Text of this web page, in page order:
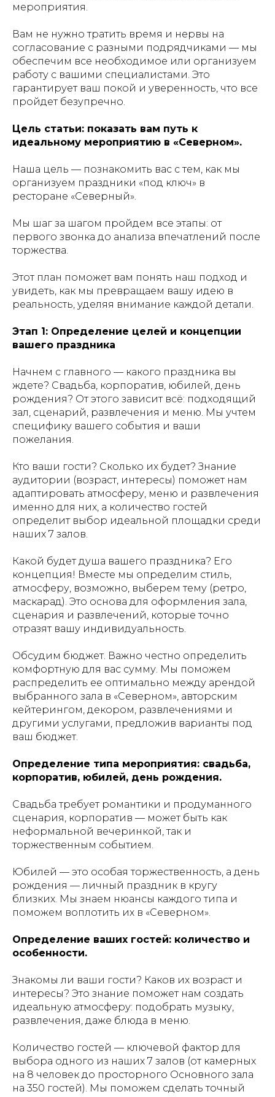
мероприятия.
Вам не нужно тратить время и нервы на
согласование с разными подрядчиками — мы
обеспечим все необходимое или организуем
работу с вашими специалистами. Это
гарантирует ваш покой и уверенность, что все
пройдет безупречно.
Цель статьи: показать вам путь к
идеальному мероприятию в «Северном».
Наша цель — познакомить вас с тем, как мы
организуем праздники «под ключ» в
ресторане «Северный».
Мы шаг за шагом пройдем все этапы: от
первого звонка до анализа впечатлений после
торжества.
Этот план поможет вам понять наш подход и
увидеть, как мы превращаем вашу идею в
реальность, уделяя внимание каждой детали.
Этап 1: Определение целей и концепции
вашего праздника
Начнем с главного — какого праздника вы
ждете? Свадьба, корпоратив, юбилей, день
рождения? От этого зависит всё: подходящий
зал, сценарий, развлечения и меню. Мы учтем
специфику вашего события и ваши
пожелания.
Кто ваши гости? Сколько их будет? Знание
аудитории (возраст, интересы) поможет нам
адаптировать атмосферу, меню и развлечения
именно для них, а количество гостей
определит выбор идеальной площадки среди
наших 7 залов.
Какой будет душа вашего праздника? Его
концепция! Вместе мы определим стиль,
атмосферу, возможно, выберем тему (ретро,
маскарад). Это основа для оформления зала,
сценария и развлечений, которые точно
отразят вашу индивидуальность.
Обсудим бюджет. Важно честно определить
комфортную для вас сумму. Мы поможем
распределить ее оптимально между арендой
выбранного зала в «Северном», авторским
кейтерингом, декором, развлечениями и
другими услугами, предложив варианты под
ваш бюджет.
Определение типа мероприятия: свадьба,
корпоратив, юбилей, день рождения.
Свадьба требует романтики и продуманного
сценария, корпоратив — может быть как
неформальной вечеринкой, так и
торжественным событием.
Юбилей — это особая торжественность, а день
рождения — личный праздник в кругу
близких. Мы знаем нюансы каждого типа и
поможем воплотить их в «Северном».
Определение ваших гостей: количество и
особенности.
Знакомы ли ваши гости? Каков их возраст и
интересы? Это знание поможет нам создать
идеальную атмосферу: подобрать музыку,
развлечения, даже блюда в меню.
Количество гостей — ключевой фактор для
выбора одного из наших 7 залов (от камерных
на 8 человек до просторного Основного зала
на 350 гостей). Мы поможем сделать точный